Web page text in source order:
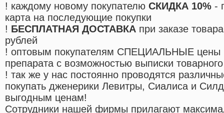
! каждому новому покупателю СКИДКА 10% -
карта на последующие покупки
! БЕСПЛАТНАЯ ДОСТАВКА при заказе
рублей
! оптовым покупателям СПЕЦИАЛЬНЫЕ цены
препарата с возможностью выписки
! так же у нас постоянно проводятся
покупать дженерики Левитры, Сиалиса и
выгодным ценам!
Cотрудники нашей фирмы прилагают